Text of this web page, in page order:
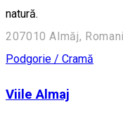
natură.
207010 Almăj,
Podgorie / Cramă
Viile Almaj